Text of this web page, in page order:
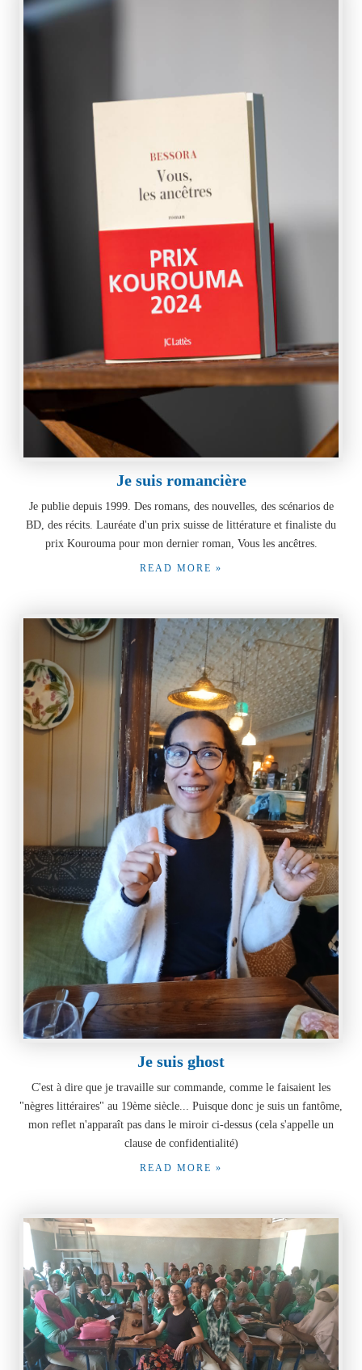
Je suis romancière
Je publie depuis 1999. Des romans, des nouvelles, des scénarios de
BD, des récits. Lauréate d'un prix suisse de littérature et finaliste du
prix Kourouma pour mon dernier roman, Vous les ancêtres.
READ MORE »
Je suis ghost
C'est à dire que je travaille sur commande, comme le faisaient les
"nègres littéraires" au 19ème siècle... Puisque donc je suis un fantôme,
mon reflet n'apparaît pas dans le miroir ci-dessus (cela s'appelle un
clause de confidentialité)
READ MORE »